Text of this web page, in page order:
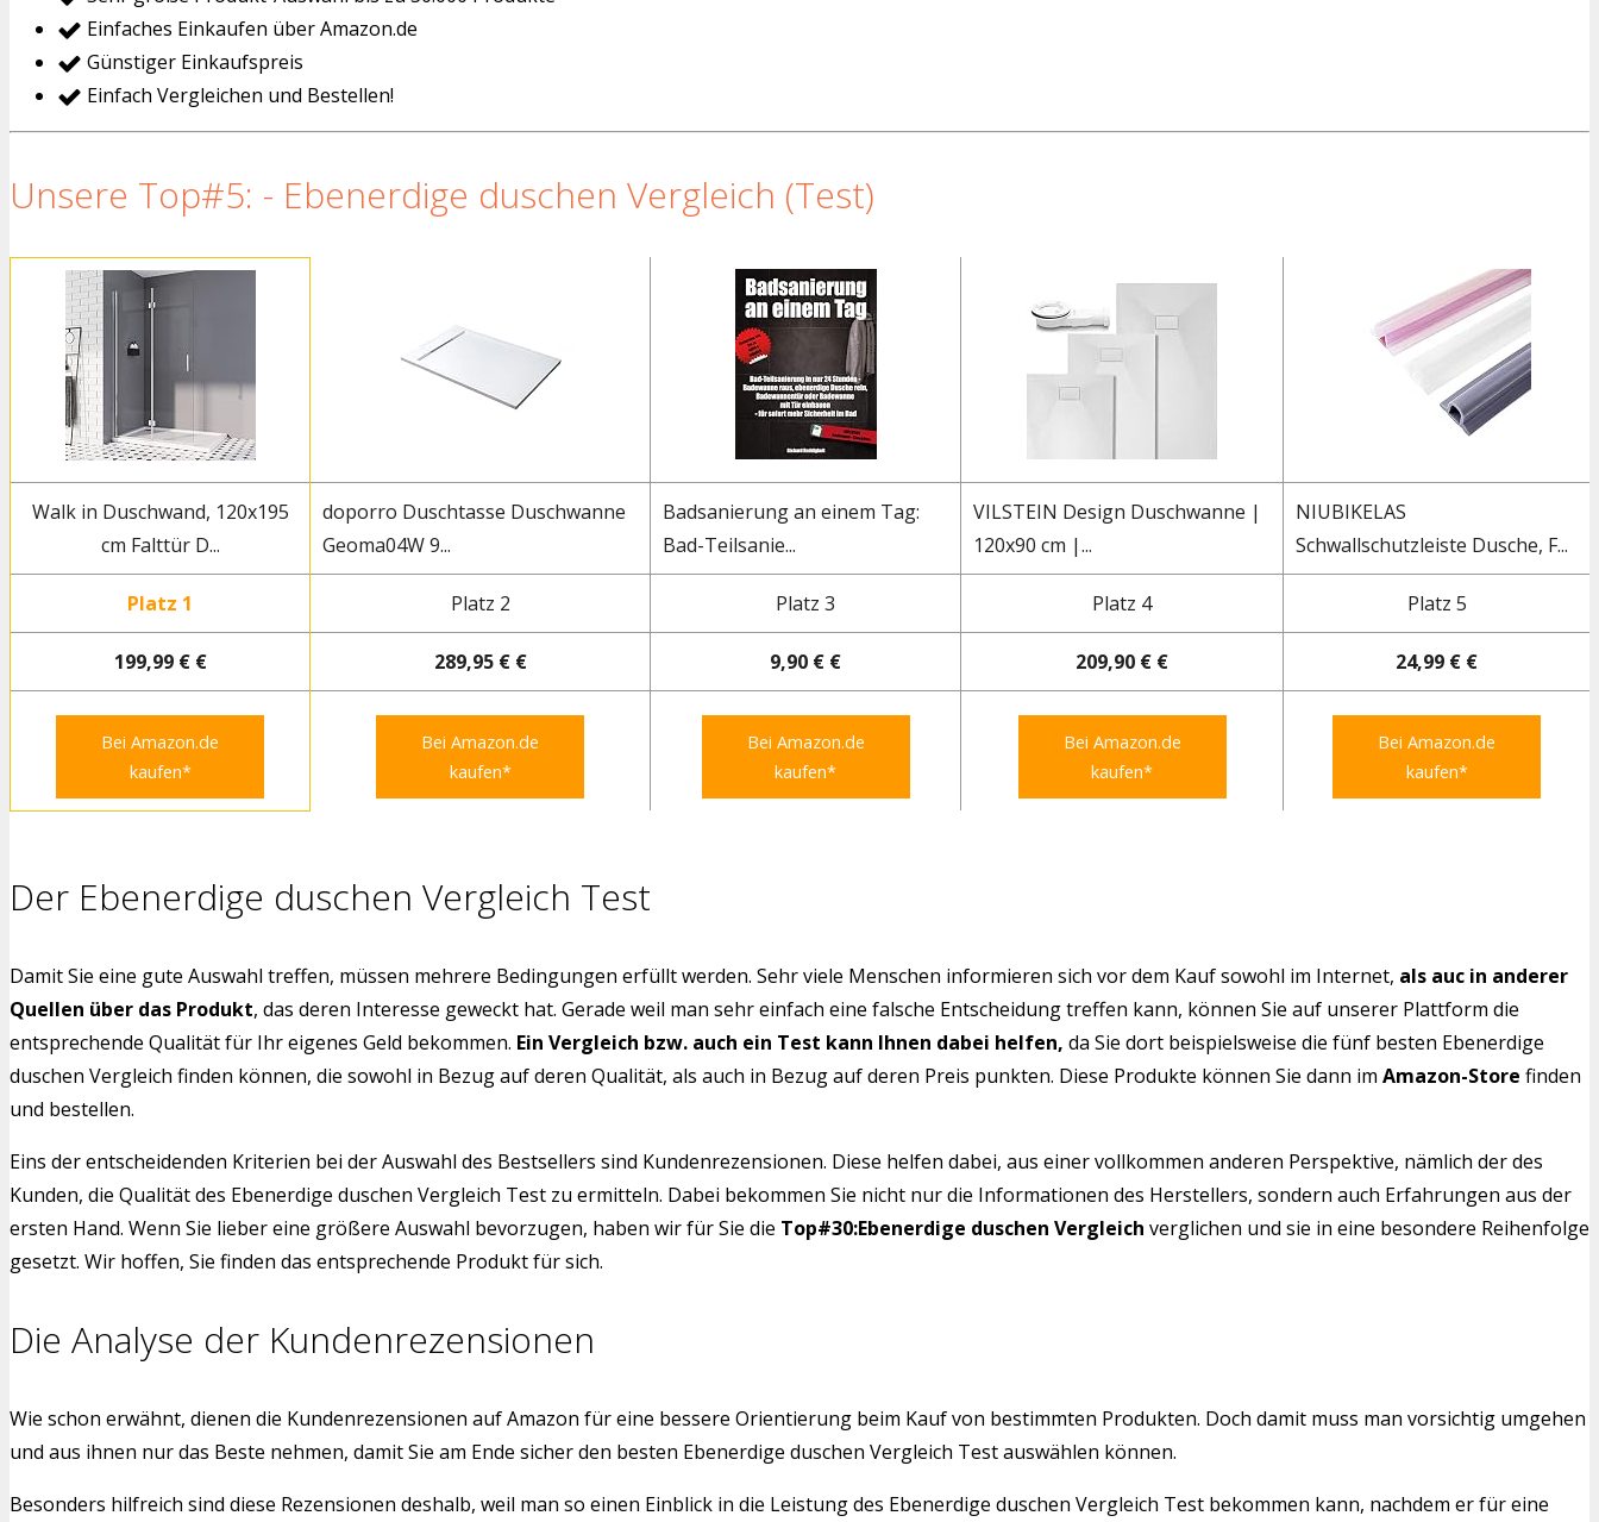
Einfaches Einkaufen über Amazon.de
Günstiger Einkaufspreis
Einfach Vergleichen und Bestellen!
Unsere Top#5: - Ebenerdige duschen Vergleich (Test)
Walk in Duschwand, 120x195
cm Falttür D...
doporro Duschtasse Duschwanne
Geoma04W 9...
Badsanierung an einem Tag:
Bad-Teilsanie...
VILSTEIN Design Duschwanne |
120x90 cm |...
NIUBIKELAS
Schwallschutzleiste Dusche, F...
Platz 1 Platz 2 Platz 3 Platz 4 Platz 5
199,99 € € 289,95 € € 9,90 € € 209,90 € € 24,99 € €
Bei Amazon.de
kaufen*
Bei Amazon.de
kaufen*
Bei Amazon.de
kaufen*
Bei Amazon.de
kaufen*
Bei Amazon.de
kaufen*
Der Ebenerdige duschen Vergleich Test
Damit Sie eine gute Auswahl treffen, müssen mehrere Bedingungen erfüllt werden. Sehr viele Menschen informieren sich vor dem Kauf sowohl im Internet, als auc in anderer
Quellen über das Produkt, das deren Interesse geweckt hat. Gerade weil man sehr einfach eine falsche Entscheidung treffen kann, können Sie auf unserer Plattform die
entsprechende Qualität für Ihr eigenes Geld bekommen. Ein Vergleich bzw. auch ein Test kann Ihnen dabei helfen, da Sie dort beispielsweise die fünf besten Ebenerdige
duschen Vergleich finden können, die sowohl in Bezug auf deren Qualität, als auch in Bezug auf deren Preis punkten. Diese Produkte können Sie dann im Amazon-Store finden
und bestellen.
Eins der entscheidenden Kriterien bei der Auswahl des Bestsellers sind Kundenrezensionen. Diese helfen dabei, aus einer vollkommen anderen Perspektive, nämlich der des
Kunden, die Qualität des Ebenerdige duschen Vergleich Test zu ermitteln. Dabei bekommen Sie nicht nur die Informationen des Herstellers, sondern auch Erfahrungen aus der
ersten Hand. Wenn Sie lieber eine größere Auswahl bevorzugen, haben wir für Sie die Top#30:Ebenerdige duschen Vergleich verglichen und sie in eine besondere Reihenfolge
gesetzt. Wir hoffen, Sie finden das entsprechende Produkt für sich.
Die Analyse der Kundenrezensionen
Wie schon erwähnt, dienen die Kundenrezensionen auf Amazon für eine bessere Orientierung beim Kauf von bestimmten Produkten. Doch damit muss man vorsichtig umgehen
und aus ihnen nur das Beste nehmen, damit Sie am Ende sicher den besten Ebenerdige duschen Vergleich Test auswählen können.
Besonders hilfreich sind diese Rezensionen deshalb, weil man so einen Einblick in die Leistung des Ebenerdige duschen Vergleich Test bekommen kann, nachdem er für eine